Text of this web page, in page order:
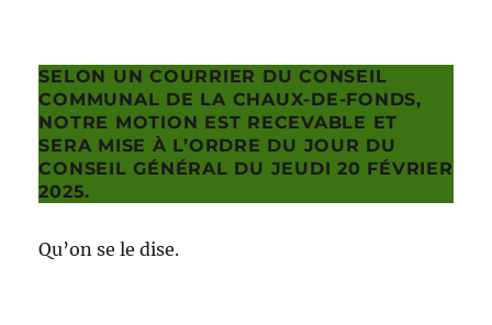
SELON UN COURRIER DU CONSEIL
COMMUNAL DE LA CHAUX-DE-FONDS,
NOTRE MOTION EST RECEVABLE ET
SERA MISE À L’ORDRE DU JOUR DU
CONSEIL GÉNÉRAL DU JEUDI 20 FÉVRIER
2025.
Qu’on se le dise.